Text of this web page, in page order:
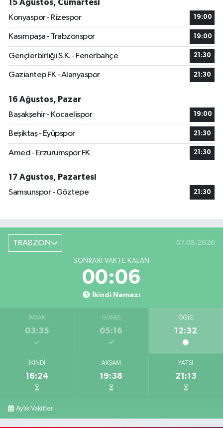
15 Ağustos, Cumartesi
Konyaspor - Rizespor
19:00
Kasımpaşa - Trabzonspor 19:00
Gençlerbirliği S.K. - Fenerbahçe 21:30
Gaziantep FK - Alanyaspor 21:30
16 Ağustos, Pazar
Başakşehir - Kocaelispor
19:00
Beşiktaş - Eyüpspor 21:30
Amed - Erzurumspor FK 21:30
17 Ağustos, Pazartesi
Samsunspor - Göztepe
21:30
TRABZON 07.08.2026
SONRAKI VAKTE KALAN
00:06
İkindi Namazı
İMSAK
03:35
GÜNEŞ
05:16
ÖĞLE
12:32
İKINDI
16:24
AKŞAM
19:38
YATSI
21:13
Aylık Vakitler